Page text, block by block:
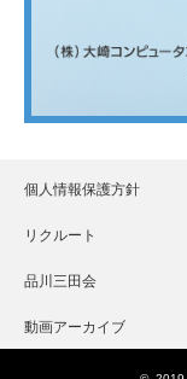
個人情報保護方針
リクルート
品川三田会
動画アーカイブ